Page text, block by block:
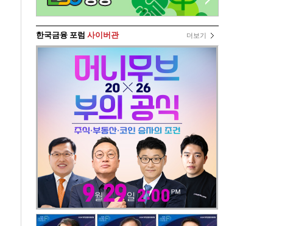
한국금융 포럼 사이버관 더보기